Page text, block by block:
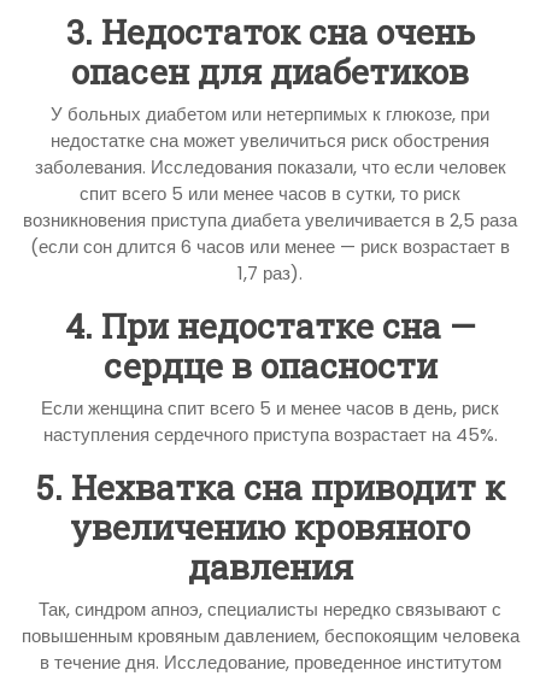
3. Недостаток сна очень
опасен для диабетиков
У больных диабетом или нетерпимых к глюкозе, при
недостатке сна может увеличиться риск обострения
заболевания. Исследования показали, что если человек
спит всего 5 или менее часов в сутки, то риск
возникновения приступа диабета увеличивается в 2,5 раза
(если сон длится 6 часов или менее — риск возрастает в
1,7 раз).
4. При недостатке сна —
сердце в опасности
Если женщина спит всего 5 и менее часов в день, риск
наступления сердечного приступа возрастает на 45%.
5. Нехватка сна приводит к
увеличению кровяного
давления
Так, синдром апноэ, специалисты нередко связывают с
повышенным кровяным давлением, беспокоящим человека
в течение дня. Исследование, проведенное институтом